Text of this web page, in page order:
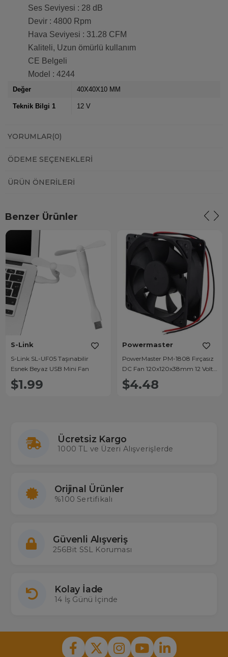
Ses Seviyesi : 28 dB
Devir : 4800 Rpm
Hava Seviyesi : 31.28 CFM
Kaliteli, Uzun ömürlü kullanım
CE Belgeli
Model : 4244
Değer 40X40X10 MM
Teknik Bilgi 1 12 V
YORUMLAR(0)
ÖDEME SEÇENEKLERI
ÜRÜN ÖNERILERI
Benzer Ürünler
S-Link
S-Link SL-UF05 Taşınabilir
Esnek Beyaz USB Mini Fan
$1.99
Powermaster
PowerMaster PM-1808 Fırçasız
DC Fan 120x120x38mm 12 Volt
2 Açık Uçlu Kablolu 12X12
$4.48
Ücretsiz Kargo
1000 TL ve Üzeri Alışverişlerde
Orijinal Ürünler
%100 Sertifikalı
Güvenli Alışveriş
256Bit SSL Koruması
Kolay İade
14 İş Günü İçinde